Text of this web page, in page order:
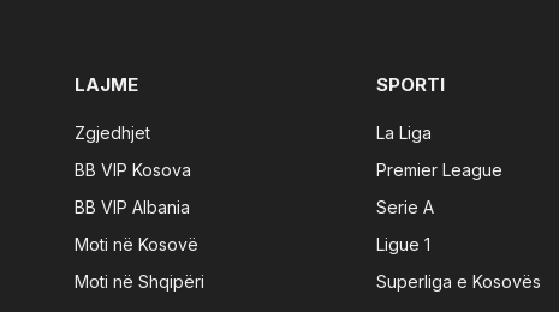
LAJME
Zgjedhjet
BB VIP Kosova
BB VIP Albania
Moti në Kosovë
Moti në Shqipëri
SPORTI
La Liga
Premier League
Serie A
Ligue 1
Superliga e Kosovës